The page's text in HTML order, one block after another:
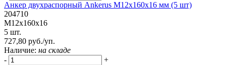
Анкер двухраспорный Ankerus М12х160х16 мм (5 шт)
204710
М12х160х16
5 шт.
727,80 руб./уп.
Наличие: на складе
-
+